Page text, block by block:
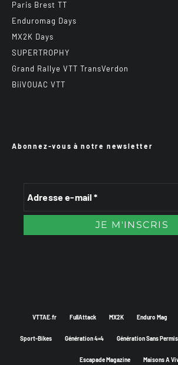
Paris Brest TT
Enduromag Days
MX2K Days
SUPERTROPHY
Grand Rallye VTT TransVerdon
BiiVOUAC VTT
Abonnez-vous à notre newsletter
VTTAE.fr FullAttack MX2K Enduro Mag
Sport-Bikes Génération 4×4 Génération Sans Permis
Escapade Magazine Maisons A